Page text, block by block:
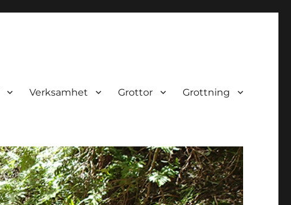
Verksamhet Grottor Grottning